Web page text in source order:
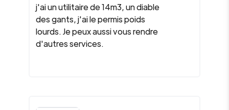
j'ai un utilitaire de 14m3, un diable
des gants, j'ai le permis poids
lourds. Je peux aussi vous rendre
d'autres services.